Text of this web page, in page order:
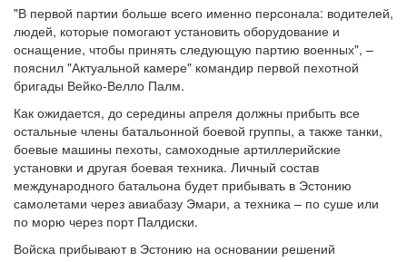
"В первой партии больше всего именно персонала: водителей,
людей, которые помогают установить оборудование и
оснащение, чтобы принять следующую партию военных", –
пояснил "Актуальной камере" командир первой пехотной
бригады Вейко-Велло Палм.
Как ожидается, до середины апреля должны прибыть все
остальные члены батальонной боевой группы, а также танки,
боевые машины пехоты, самоходные артиллерийские
установки и другая боевая техника. Личный состав
международного батальона будет прибывать в Эстонию
самолетами через авиабазу Эмари, а техника – по суше или
по морю через порт Палдиски.
Войска прибывают в Эстонию на основании решений